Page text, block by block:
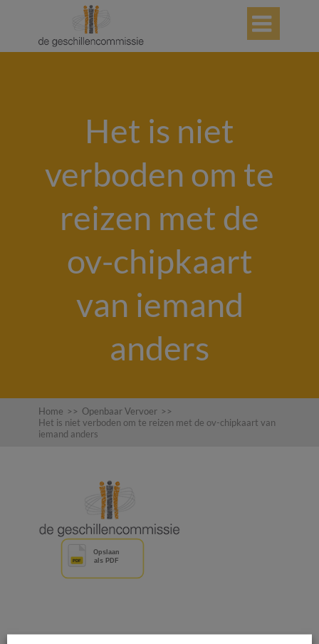

Het is niet
verboden om te
reizen met de
ov-chipkaart
van iemand
anders
Home >> Openbaar Vervoer >>
Het is niet verboden om te reizen met de ov-chipkaart van
iemand anders